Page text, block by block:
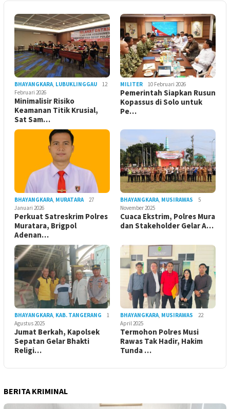
BHAYANGKARA, LUBUKLINGGAU
12
Februari 2026
Minimalisir Risiko
Keamanan Titik Krusial,
Sat Sam…
MILITER 10 Februari 2026
Pemerintah Siapkan Rusun
Kopassus di Solo untuk
Pe…
BHAYANGKARA, MURATARA
27
Januari 2026
Perkuat Satreskrim Polres
Muratara, Brigpol
Adenan…
BHAYANGKARA, MUSIRAWAS
5
November 2025
Cuaca Ekstrim, Polres Mura
dan Stakeholder Gelar A…
BHAYANGKARA, KAB. TANGERANG
1
Agustus 2025
Jumat Berkah, Kapolsek
Sepatan Gelar Bhakti
Religi…
BHAYANGKARA, MUSIRAWAS
22
April 2025
Termohon Polres Musi
Rawas Tak Hadir, Hakim
Tunda …
BERITA KRIMINAL